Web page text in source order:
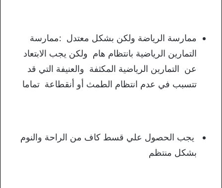
ممارسة الرياضة ولكن بشكل معتدل :ممارسة
التمارين الرياضية بانتظام هام ولكن يجب الابتعاد
عن التمارين الرياضية المكثفة والعنيفة التي قد
تتسبب في عدم انتظام الطمث أو أنقطاعة تماما
يجب الحصول علي قسط كاف من الراحة والنوم
بشكل منتظم